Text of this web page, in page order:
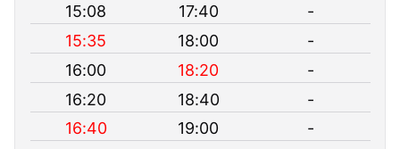
15:08
17:40
-
15:35
18:00
-
16:00
18:20
-
16:20
18:40
-
16:40
19:00
-